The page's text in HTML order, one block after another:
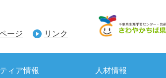
ージ リンク
ィア情報 人材情報